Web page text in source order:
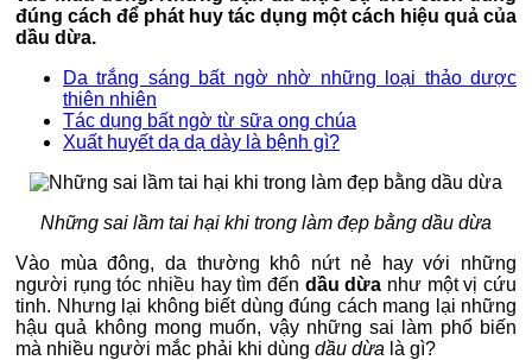
đúng cách để phát huy tác dụng một cách hiệu quả của
dầu dừa.
Da trắng sáng bất ngờ nhờ những loại thảo dược
thiên nhiên
Tác dụng bất ngờ từ sữa ong chúa
Xuất huyết dạ dạ dày là bệnh gì?
Những sai lầm tai hại khi trong làm đẹp bằng dầu dừa
Vào mùa đông, da thường khô nứt nẻ hay với những
người rụng tóc nhiều hay tìm đến dầu dừa như một vị cứu
tinh. Nhưng lại không biết dùng đúng cách mang lại những
hậu quả không mong muốn, vậy những sai làm phổ biến
mà nhiều người mắc phải khi dùng dầu dừa là gì?